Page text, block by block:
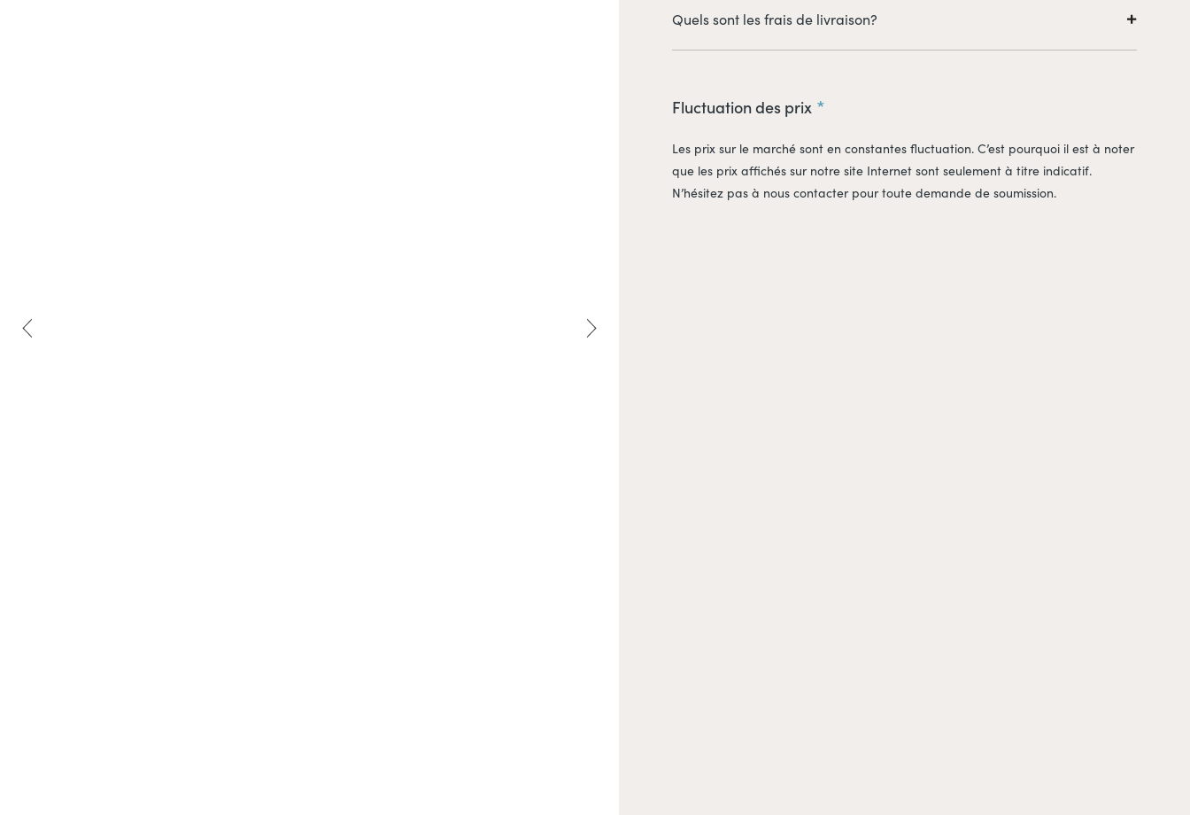
Quels sont les frais de livraison?
Fluctuation des prix
Les prix sur le marché sont en constantes fluctuation. C’est pourquoi il est à noter
que les prix affichés sur notre site Internet sont seulement à titre indicatif.
N’hésitez pas à nous contacter pour toute demande de soumission.